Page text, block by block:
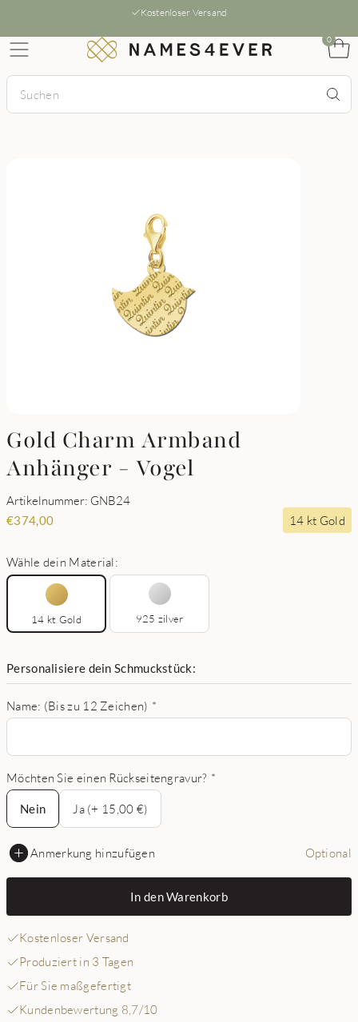
Kostenloser Versand
0
Gold Charm Armband
Anhänger - Vogel
Artikelnummer: GNB24
€374,00 14 kt Gold
Wähle dein Material:
14 kt Gold 925 zilver
Personalisiere dein Schmuckstück:
Name: (Bis zu 12 Zeichen) *
Möchten Sie einen Rückseitengravur? *
Nein
Nein
Ja (+ 15,00 €)
Anmerkung hinzufügen Optional
In den Warenkorb
Kostenloser Versand
Produziert in 3 Tagen
Für Sie maßgefertigt
Kundenbewertung 8,7/10